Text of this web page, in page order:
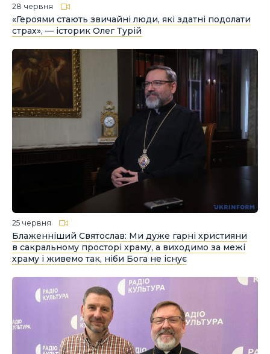
28 червня
«Героями стають звичайні люди, які здатні подолати
страх», — історик Олег Турій
25 червня
Блаженніший Святослав: Ми дуже гарні християни
в сакральному просторі храму, а виходимо за межі
храму і живемо так, ніби Бога не існує